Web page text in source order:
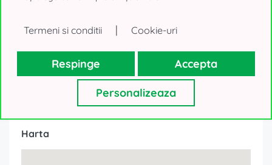
Harta
Termeni si conditii | Cookie-uri
Respinge Accepta
Personalizeaza